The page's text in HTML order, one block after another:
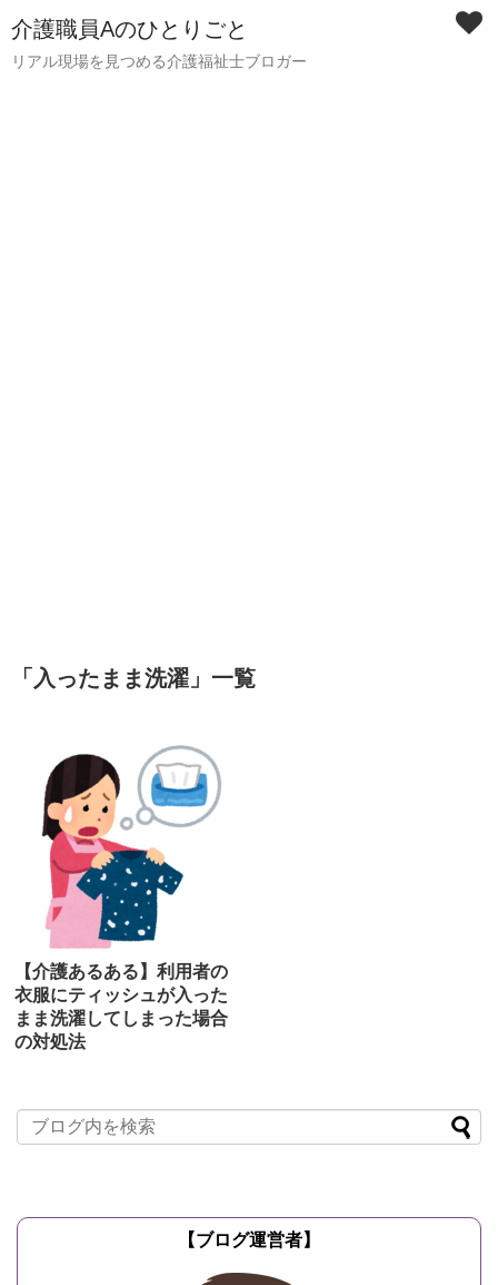
介護職員Aのひとりごと
リアル現場を見つめる介護福祉士ブロガー
「 入ったまま洗濯 」 一覧
【介護あるある】利用者の
衣服にティッシュが入った
まま洗濯してしまった場合
の対処法
に、介護職員が入念にチェックをしてい
るのが「ポケット内に何か入っていない
【ブログ運営者】